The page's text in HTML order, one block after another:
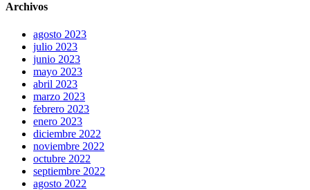
Archivos
agosto 2023
julio 2023
junio 2023
mayo 2023
abril 2023
marzo 2023
febrero 2023
enero 2023
diciembre 2022
noviembre 2022
octubre 2022
septiembre 2022
agosto 2022